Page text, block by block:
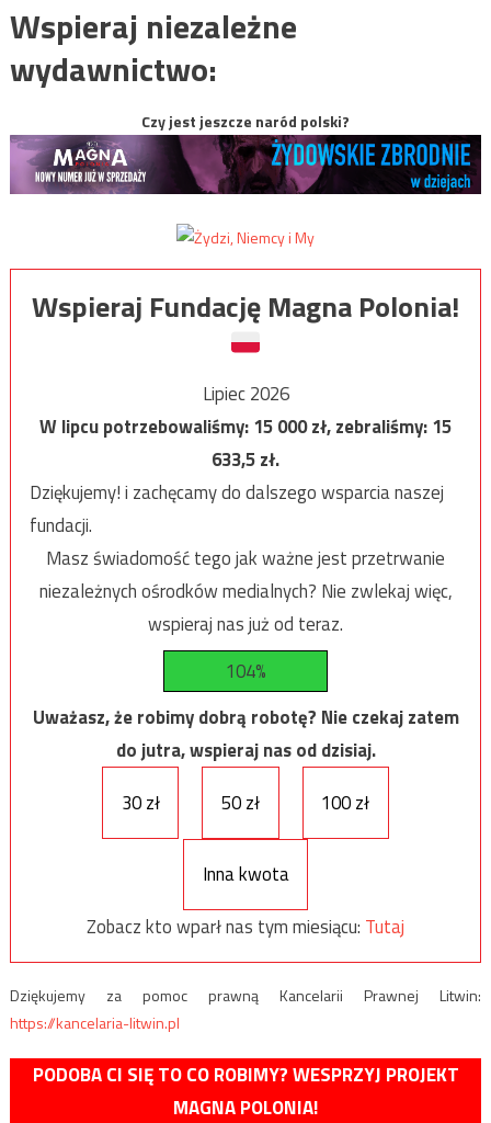
Wspieraj niezależne
wydawnictwo:
Czy jest jeszcze naród polski?
Wspieraj Fundację Magna Polonia!
Lipiec 2026
W lipcu potrzebowaliśmy:15 000zł, zebraliśmy:15
633,5zł.
Dziękujemy! i zachęcamy do dalszego wsparcia naszej
fundacji.
Masz świadomość tego jak ważne jest przetrwanie
niezależnych ośrodków medialnych? Nie zwlekaj więc,
wspieraj nas już od teraz.
104%
Uważasz, że robimy dobrą robotę? Nie czekaj zatem
do jutra, wspieraj nas od dzisiaj.
30 zł
50 zł 100 zł
Inna kwota
Zobacz kto wparł nas tym miesiącu: Tutaj
Dziękujemy za pomoc prawną Kancelarii Prawnej Litwin:
https://kancelaria-litwin.pl
PODOBA CI SIĘ TO CO ROBIMY? WESPRZYJ PROJEKT
MAGNA POLONIA!